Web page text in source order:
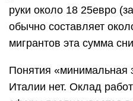
руки около 18 25евро
обычно составляет
мигрантов эта сумма
Понятия «минимальная
Италии нет. Оклад